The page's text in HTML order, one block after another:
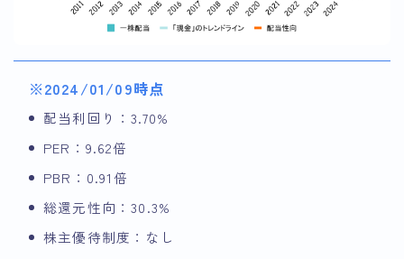
※2024/01/09時点
配当利回り：3.70%
PER：9.62倍
PBR：0.91倍
総還元性向：30.3%
株主優待制度：なし